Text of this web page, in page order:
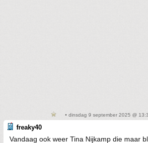
• dinsdag 9 september 2025 @
freaky40
Vandaag ook weer Tina Nijkamp die maar